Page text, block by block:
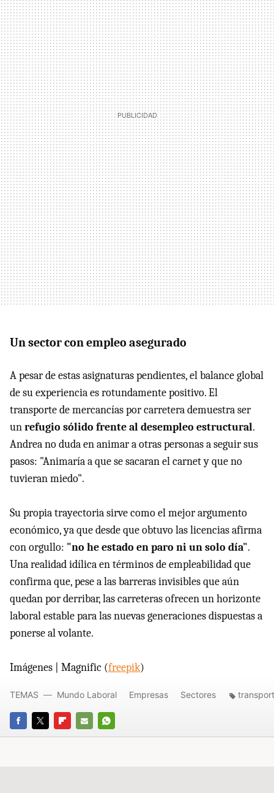
Un sector con empleo asegurado
A pesar de estas asignaturas pendientes, el balance global
de su experiencia es rotundamente positivo. El
transporte de mercancías por carretera demuestra ser
unrefugio sólido frente al desempleo estructural.
Andrea no duda en animar a otras personas a seguir sus
pasos: "Animaría a que se sacaran el carnet y que no
tuvieran miedo".
Su propia trayectoria sirve como el mejor argumento
económico, ya que desde que obtuvo las licencias afirma
con orgullo: "no he estado en paro ni un solo día".
Una realidad idílica en términos de empleabilidad que
confirma que, pese a las barreras invisibles que aún
quedan por derribar, las carreteras ofrecen un horizonte
laboral estable para las nuevas generaciones dispuestas a
ponerse al volante.
Imágenes | Magnific (freepik)
FACEBOOK
TWITTERFLIPBOARD
E-
WHATSAPP
TEMAS Mundo Laboral Empresas Sectores